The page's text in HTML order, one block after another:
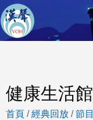
健康生活館
首頁 /經典回放 /節目